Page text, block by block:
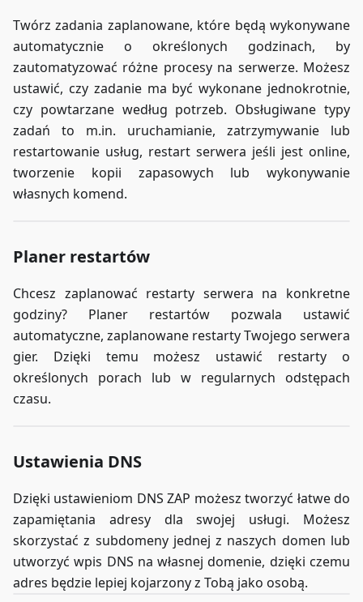
Twórz zadania zaplanowane, które będą wykonywane
automatycznie o określonych godzinach, by
zautomatyzować różne procesy na serwerze. Możesz
ustawić, czy zadanie ma być wykonane jednokrotnie,
czy powtarzane według potrzeb. Obsługiwane typy
zadań to m.in. uruchamianie, zatrzymywanie lub
restartowanie usług, restart serwera jeśli jest online,
tworzenie kopii zapasowych lub wykonywanie
własnych komend.
Planer restartów
Chcesz zaplanować restarty serwera na konkretne
godziny? Planer restartów pozwala ustawić
automatyczne, zaplanowane restarty Twojego serwera
gier. Dzięki temu możesz ustawić restarty o
określonych porach lub w regularnych odstępach
czasu.
Ustawienia DNS
Dzięki ustawieniom DNS ZAP możesz tworzyć łatwe do
zapamiętania adresy dla swojej usługi. Możesz
skorzystać z subdomeny jednej z naszych domen lub
utworzyć wpis DNS na własnej domenie, dzięki czemu
adres będzie lepiej kojarzony z Tobą jako osobą.